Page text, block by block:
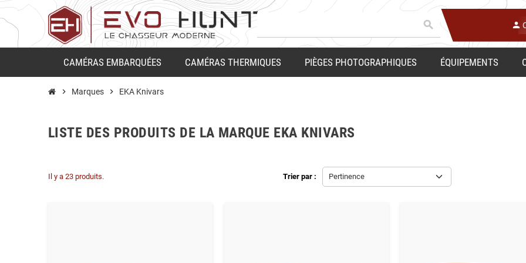
search person
CAMÉRAS EMBARQUÉES CAMÉRAS THERMIQUES PIÈGES PHOTOGRAPHIQUES ÉQUIPEMENTS
chevron_right Marques chevron_right EKA Knivars
LISTE DES PRODUITS DE LA MARQUE EKA KNIVARS
Trier par : Pertinence
Il y a 23 produits.